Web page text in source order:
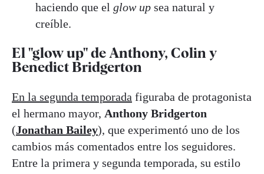
haciendo que el glow up sea natural y
creíble.
El "glow up" de Anthony, Colin y
Benedict Bridgerton
En la segunda temporada figuraba de protagonista
el hermano mayor, Anthony Bridgerton
(Jonathan Bailey), que experimentó uno de los
cambios más comentados entre los seguidores.
Entre la primera y segunda temporada, su estilo